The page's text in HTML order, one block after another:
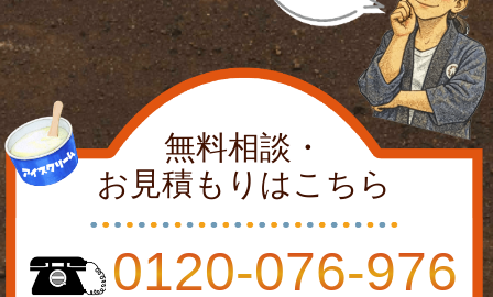
無料相談・
お見積もりはこちら
0120-076-976